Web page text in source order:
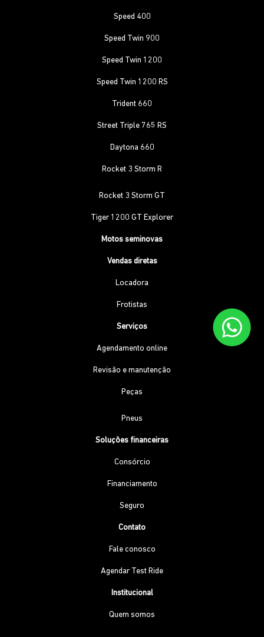
Speed 400
Speed Twin 900
Speed Twin 1200
Speed Twin 1200 RS
Trident 660
Street Triple 765 RS
Daytona 660
Rocket 3 Storm R
Rocket 3 Storm GT
Tiger 1200 GT Explorer
Motos seminovas
Vendas diretas
Locadora
Frotistas
Serviços
Agendamento online
Revisão e manutenção
Peças
Pneus
Soluções financeiras
Consórcio
Financiamento
Seguro
Contato
Fale conosco
Agendar Test Ride
Institucional
Quem somos